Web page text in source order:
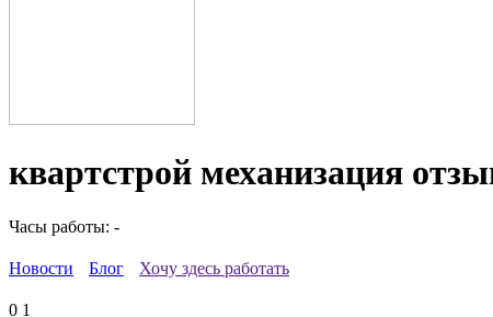
квартстрой механизация
Часы работы: -
Новости Блог Хочу здесь работать
0 1